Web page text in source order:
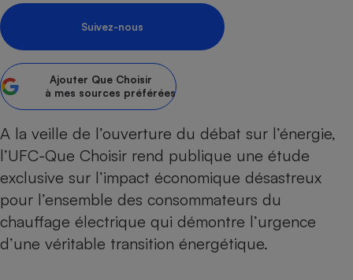
Suivez-nous
Ajouter Que Choisir
à mes sources préférées
A la veille de l’ouverture du débat sur l’énergie,
l’UFC-Que Choisir rend publique une étude
exclusive sur l’impact économique désastreux
pour l’ensemble des consommateurs du
chauffage électrique qui démontre l’urgence
d’une véritable transition énergétique.
Sécurité - Hygiène
Supermarché - Drive
Assurance
Banque - Crédit
Circulation routière
Contrôle technique -
Comparatif hotte
Comparatif climatiseur
Comparatif aspirateur
Comparatif aspirateur
Comparatif cafetière
Électricité - Gaz
Comparatif imprimante
Comparatif ordinateur
Comparatif ultrabook
Comparatif tablette
Crédit immobilier
Comparatif radiateur
Aménagement
Bricolage - Jardinage
Chauffage
Hygiène - Beauté
Maladie - Médecine -
Système de santé -
Retraite
Choisir son fioul
Choisir son pellet
Comparateur assurance emprunteur
Energie Moins Chère Ensemble
Tous les comparateurs
Toutes les cartes interactives